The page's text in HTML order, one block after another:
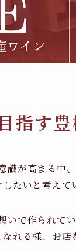
す豊
が高まる中、
たいと考えて
で作られて
れる様、お店